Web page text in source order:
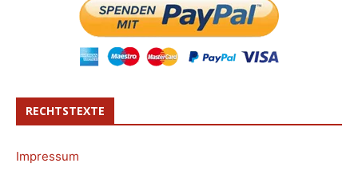
RECHTSTEXTE
Impressum